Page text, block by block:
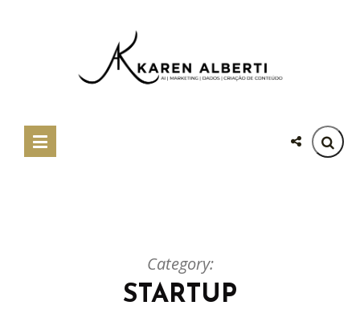
Category:
STARTUP